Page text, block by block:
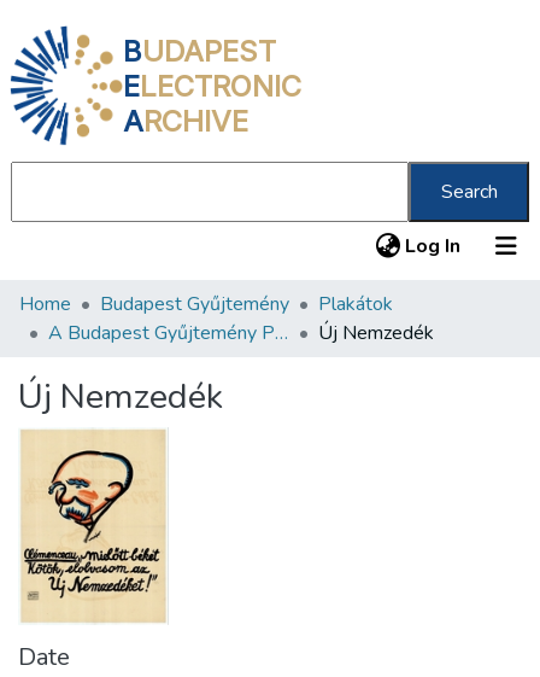
BUDAPEST
ELECTRONIC
ARCHIVE
Search
Log In (current)
Communities & Collections
Statistics
About us
Home Budapest Gyűjtemény
Plakátok
A Budapest Gyűjtemény Plakáttárának plakátjai
Új Nemzedék
Új Nemzedék
Date